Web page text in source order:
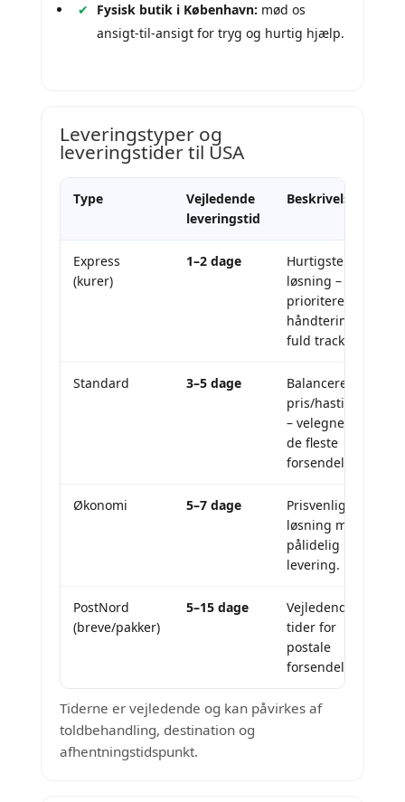
Fysisk butik i København: mød os
ansigt-til-ansigt for tryg og hurtig hjælp.
Leveringstyper og
leveringstider til USA
Type
Vejledende
leveringstid
Beskrivelse
Express
(kurer)
1–2 dage
Hurtigste
løsning –
prioriteret
håndtering og
fuld tracking.
Standard 3–5 dage
Balanceret
pris/hastighed
– velegnet til
de fleste
forsendelser.
Økonomi 5–7 dage
Prisvenlig
løsning med
pålidelig
levering.
PostNord
(breve/pakker)
5–15 dage
Vejledende
tider for
postale
forsendelser.
Tiderne er vejledende og kan påvirkes af
toldbehandling, destination og
afhentningstidspunkt.